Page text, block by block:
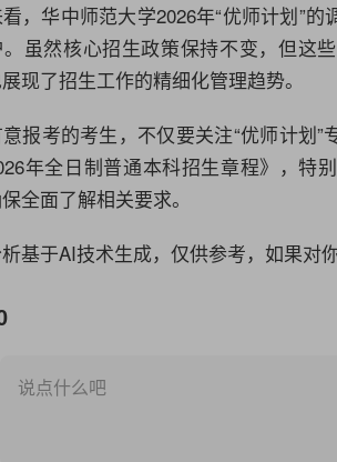
，华中师范大学2026年“优师计划”
虽然核心招生政策保持不变，但这
现了招生工作的精细化管理趋势。
报考的考生，不仅要关注“优师计划
年全日制普通本科招生章程》，特
全面了解相关要求。
基于AI技术生成，仅供参考，如果对
说点什么吧